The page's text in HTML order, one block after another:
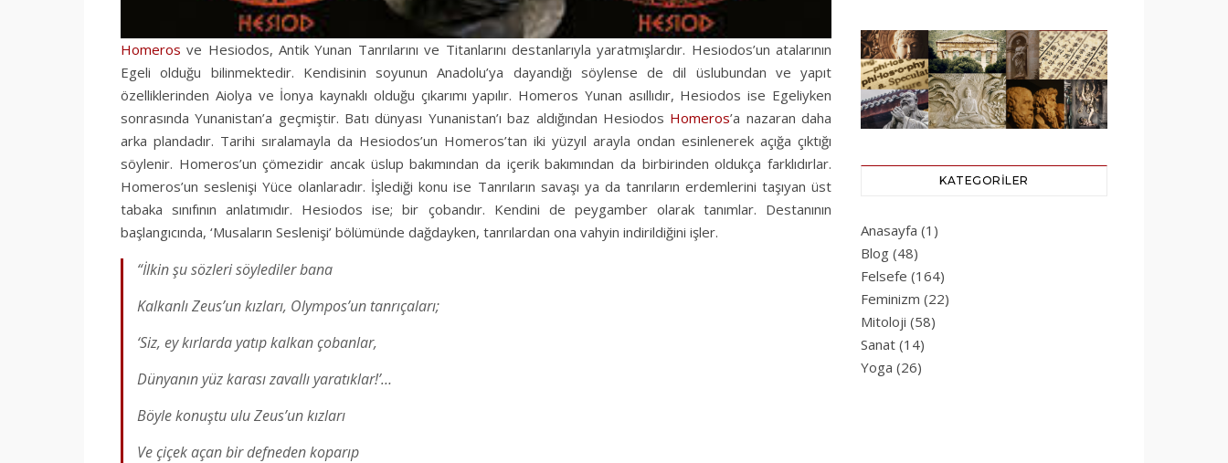
Homerosve Hesiodos, Antik Yunan Tanrılarını ve Titanlarını destanlarıyla yaratmışlardır. Hesiodos’un atalarının
Egeli olduğu bilinmektedir. Kendisinin soyunun Anadolu’ya dayandığı söylense de dil üslubundan ve yapıt
özelliklerinden Aiolya ve İonya kaynaklı olduğu çıkarımı yapılır. Homeros Yunan asıllıdır, Hesiodos ise Egeliyken
sonrasında Yunanistan’a geçmiştir. Batı dünyası Yunanistan’ı baz aldığından Hesiodos Homeros’a nazaran daha
arka plandadır. Tarihi sıralamayla da Hesiodos’un Homeros’tan iki yüzyıl arayla ondan esinlenerek açığa çıktığı
söylenir. Homeros’un çömezidir ancak üslup bakımından da içerik bakımından da birbirinden oldukça farklıdırlar.
Homeros’un seslenişi Yüce olanlaradır. İşlediği konu ise Tanrıların savaşı ya da tanrıların erdemlerini taşıyan üst
tabaka sınıfının anlatımıdır. Hesiodos ise; bir çobandır. Kendini de peygamber olarak tanımlar. Destanının
başlangıcında, ‘Musaların Seslenişi’ bölümünde dağdayken, tanrılardan ona vahyin indirildiğini işler.
“İlkin şu sözleri söylediler bana
Kalkanlı Zeus’un kızları, Olympos’un tanrıçaları;
‘Siz, ey kırlarda yatıp kalkan çobanlar,
Dünyanın yüz karası zavallı yaratıklar!’…
Böyle konuştu ulu Zeus’un kızları
Ve çiçek açan bir defneden koparıp
KATEGORILER
Anasayfa (1)
Blog (48)
Felsefe (164)
Feminizm (22)
Mitoloji (58)
Sanat (14)
Yoga (26)